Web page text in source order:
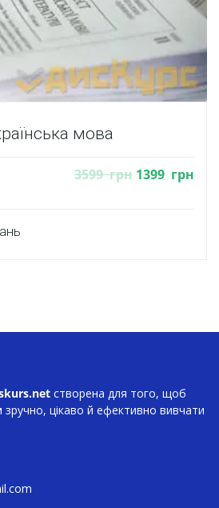
мова
3599грн 1399 грн
створена для того, щоб
цікаво й ефективно вивчати